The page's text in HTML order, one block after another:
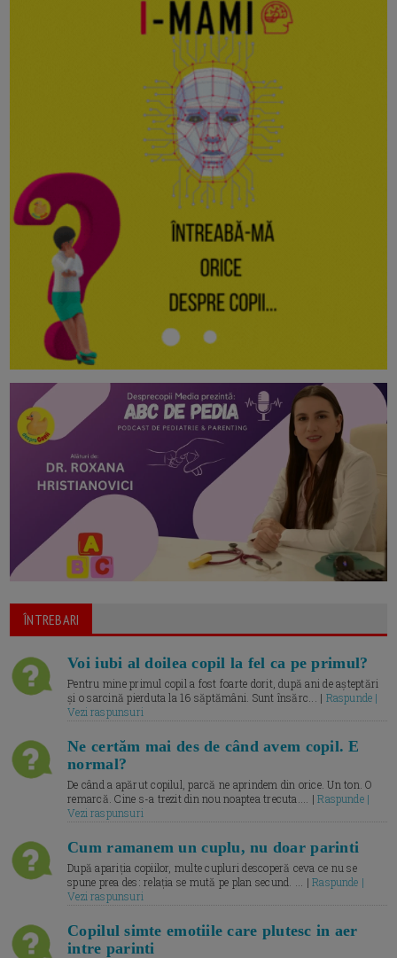
ÎNTREBARI
Voi iubi al doilea copil la fel ca pe primul?
Pentru mine primul copil a fost foarte dorit, după ani de așteptări
și o sarcină pierduta la 16 săptămâni. Sunt însărc... | Raspunde |
Vezi raspunsuri
Ne certăm mai des de când avem copil. E
normal?
De când a apărut copilul, parcă ne aprindem din orice. Un ton. O
remarcă. Cine s-a trezit din nou noaptea trecuta.... |Raspunde |
Vezi raspunsuri
Cum ramanem un cuplu, nu doar parinti
După apariția copiilor, multe cupluri descoperă ceva ce nu se
spune prea des: relația se mută pe plan secund. ... |Raspunde |
Vezi raspunsuri
Copilul simte emotiile care plutesc in aer
intre parinti